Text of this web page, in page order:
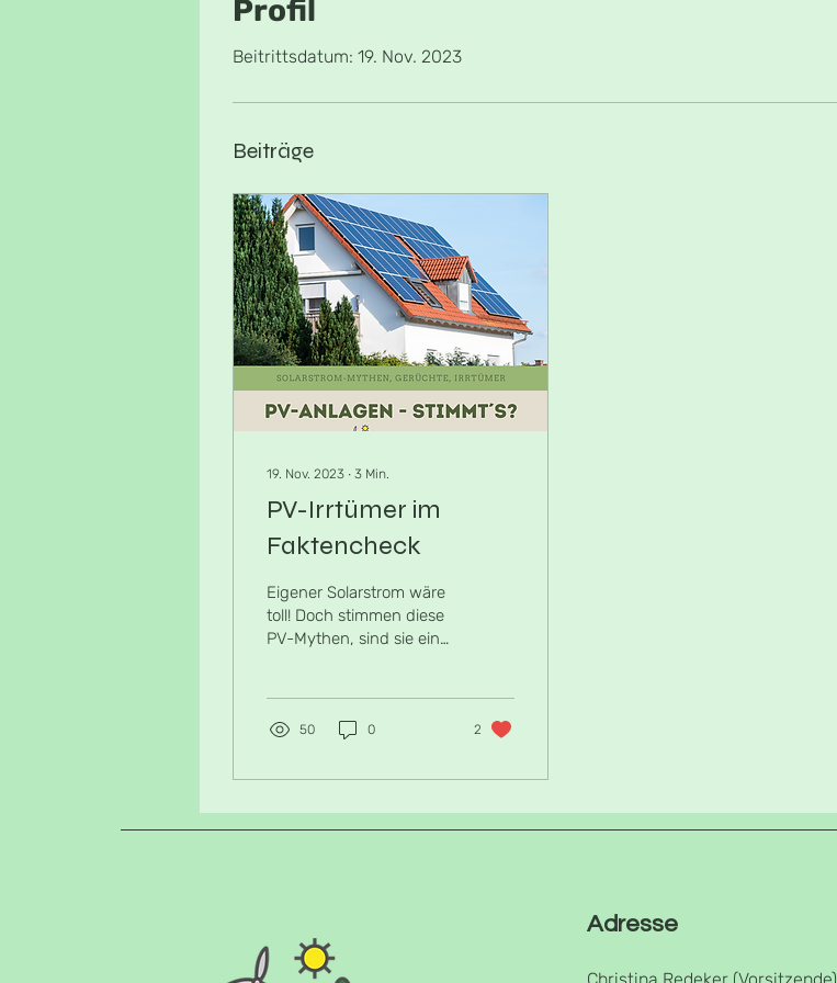
Profil
Beitrittsdatum: 19. Nov. 2023
Beiträge
19. Nov. 2023 ∙ 3 Min.
PV-Irrtümer im
Faktencheck
Eigener Solarstrom wäre
toll! Doch stimmen diese
PV-Mythen, sind sie ein
50 0 2
Adresse